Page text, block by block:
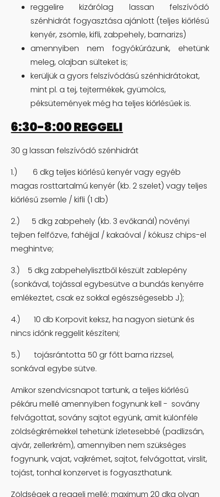
reggelire kizárólag lassan felszívódó
szénhidrát fogyasztása ajánlott (teljes kiőrlésű
kenyér, zsömle, kifli, zabpehely, barnarizs)
amennyiben nem fogyókúrázunk, ehetünk
meleg, olajban sülteket is;
kerüljük a gyors felszívódású szénhidrátokat,
mint pl. a tej, tejtermékek, gyümölcs,
péksütemények még ha teljes kiőrlésűek is.
6:30-8:00 REGGELI
30 g lassan felszívódó szénhidrát
1.) 6 dkg teljes kiőrlésű kenyér vagy egyéb
magas rosttartalmú kenyér (kb. 2 szelet) vagy teljes
kiőrlésű zsemle / kifli (1 db)
2.) 5 dkg zabpehely (kb. 3 evőkanál) növényi
tejben felfőzve, fahéjjal / kakaóval / kókusz chips-el
meghintve;
3.) 5 dkg zabpehelylisztből készült zablepény
(sonkával, tojással egybesütve a bundás kenyérre
emlékeztet, csak ez sokkal egészségesebb J);
4.) 10 db Korpovit keksz, ha nagyon sietünk és
nincs időnk reggelit készíteni;
5.) tojásrántotta 50 gr főtt barna rizzsel,
sonkával egybe sütve.
Amikor szendvicsnapot tartunk, a teljes kiőrlésű
pékáru mellé amennyiben fogynunk kell - sovány
felvágottat, sovány sajtot együnk, amit különféle
zöldségkrémekkel tehetünk ízletesebbé (padlizsán,
ajvár, zellerkrém), amennyiben nem szükséges
fogynunk, vajat, vajkrémet, sajtot, felvágottat, virslit,
tojást, tonhal konzervet is fogyaszthatunk.
Zöldségek a reggeli mellé: maximum 20 dkg olyan